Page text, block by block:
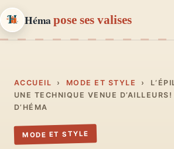
Hémapose ses valises
Récits, road-trips,
ACCUEIL › MODE ET STYLE ›
UNE TECHNIQUE VENUE
D’HÉMA
MODE ET STYLE